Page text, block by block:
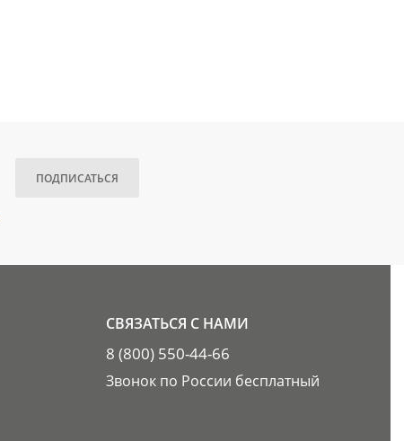
ПОДПИСАТЬСЯ
СВЯЗАТЬСЯ С НАМИ
8 (800) 550-44-66
Звонок по России бесплатный